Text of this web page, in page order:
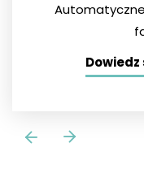
Dowiedz